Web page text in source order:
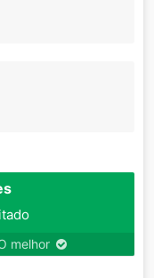
melhor